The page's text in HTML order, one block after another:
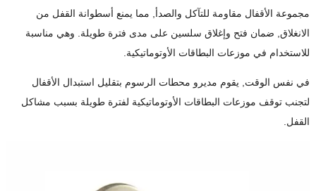
مجموعة الأقفال مقاومة للتآكل والصدأ, مما يمنع أسطوانة القفل من
الانغلاق, ضمان فتح وإغلاق سلسين على مدى فترة طويلة. وهي مناسبة
للاستخدام في موزعات البطاقات الأوتوماتيكية.
في نفس الوقت, يقوم مديرو محطات الرسوم بتقليل استبدال الأقفال
لتجنب توقف موزعات البطاقات الأوتوماتيكية لفترة طويلة بسبب مشاكل
القفل.